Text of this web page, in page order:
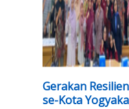
Gerakan
se-Kota